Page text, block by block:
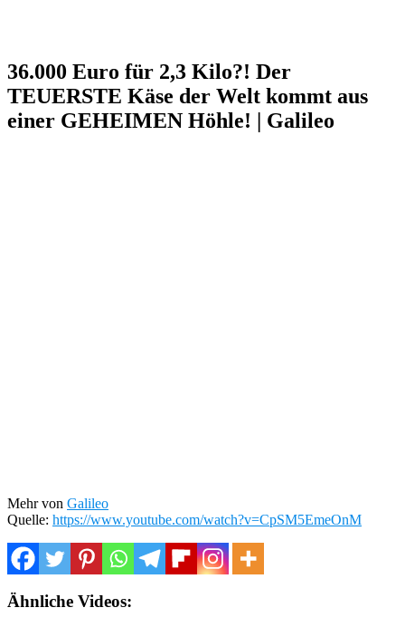
36.000 Euro für 2,3 Kilo?! Der
TEUERSTE Käse der Welt kommt aus
einer GEHEIMEN Höhle! | Galileo
Mehr von Galileo
Quelle: https://www.youtube.com/watch?v=CpSM5EmeOnM
Ähnliche Videos: